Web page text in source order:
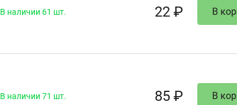
В наличии 61 шт. 22 ₽ В
В наличии 71 шт. 85 ₽ В